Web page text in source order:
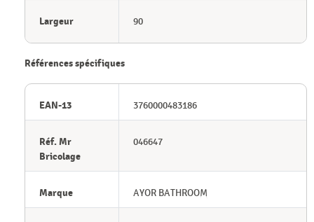
Largeur 90
Références spécifiques
EAN-13 3760000483186
Réf. Mr
Bricolage
046647
Marque AYOR BATHROOM